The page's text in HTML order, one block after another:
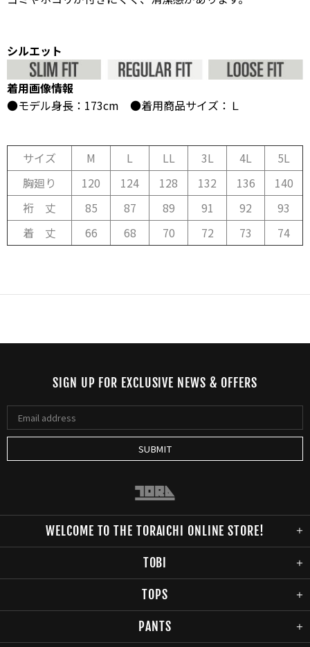
シルエット
着用画像情報
●モデル身長：173cm ●着用商品サイズ：Ｌ
サイズ M L LL 3L 4L
5L
胸廻り
120 124 128 132 136
140
裄 丈
85 87 89 91 92
93
着 丈
66 68 70 72 73 74
SIGN UP FOR EXCLUSIVE NEWS & OFFERS
WELCOME TO THE TORAICHI ONLINE STORE!
TOBI
TOPS
PANTS